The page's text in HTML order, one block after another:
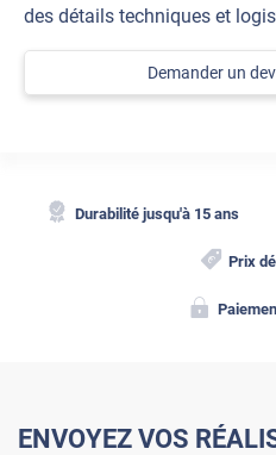
des détails techniques et
Demander un
Durabilité jusqu'à 15 ans
Prix
ENVOYEZ VOS